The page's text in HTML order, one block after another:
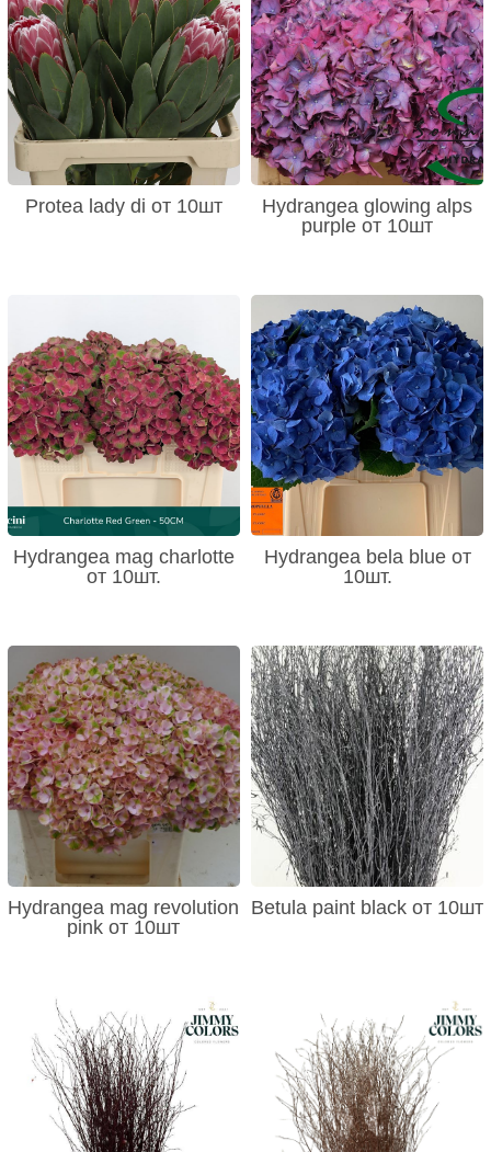
Protea lady di от 10шт
Hydrangea glowing alps
purple от 10шт
Hydrangea mag charlotte
от 10шт.
Hydrangea bela blue от
10шт.
Hydrangea mag revolution
pink от 10шт
Betula paint black от 10шт